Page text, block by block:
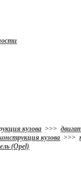
кузова >>>
кузова >>>
(Opel)